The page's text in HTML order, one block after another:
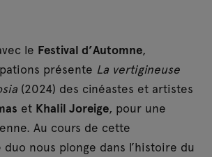
le Festival d’Automne,
présente La vertigineuse
(2024) des cinéastes et artistes
et Khalil Joreige, pour une
Au cours de cette
nous plonge dans l’histoire du